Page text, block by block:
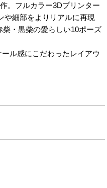
。フルカラー3Dプリンター
や細部をよりリアルに再現
・黒柴の愛らしい10ポーズ
ル感にこだわったレイアウ